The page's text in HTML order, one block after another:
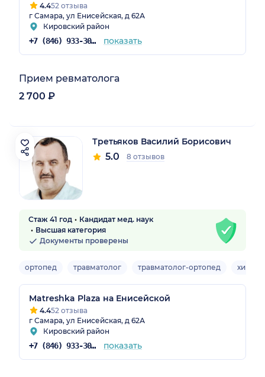
4.452 отзыва
г Самара, ул Енисейская, д 62А
Кировский район
+7 (846) 933-30-30 показать
Прием ревматолога
2 700 ₽
Третьяков Василий Борисович
5.0 8 отзывов
Стаж 41 год
Кандидат мед. наук
Высшая категория
Документы проверены
ортопед травматолог травматолог-ортопед
Matreshka Plaza на Енисейской
4.452 отзыва
г Самара, ул Енисейская, д 62А
Кировский район
+7 (846) 933-30-30 показать